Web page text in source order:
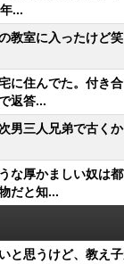
...
教室に入ったけど
に住んでた。付き
返答...
男三人兄弟で古く
な厚かましい奴は
だと知...
と思うけど、教え